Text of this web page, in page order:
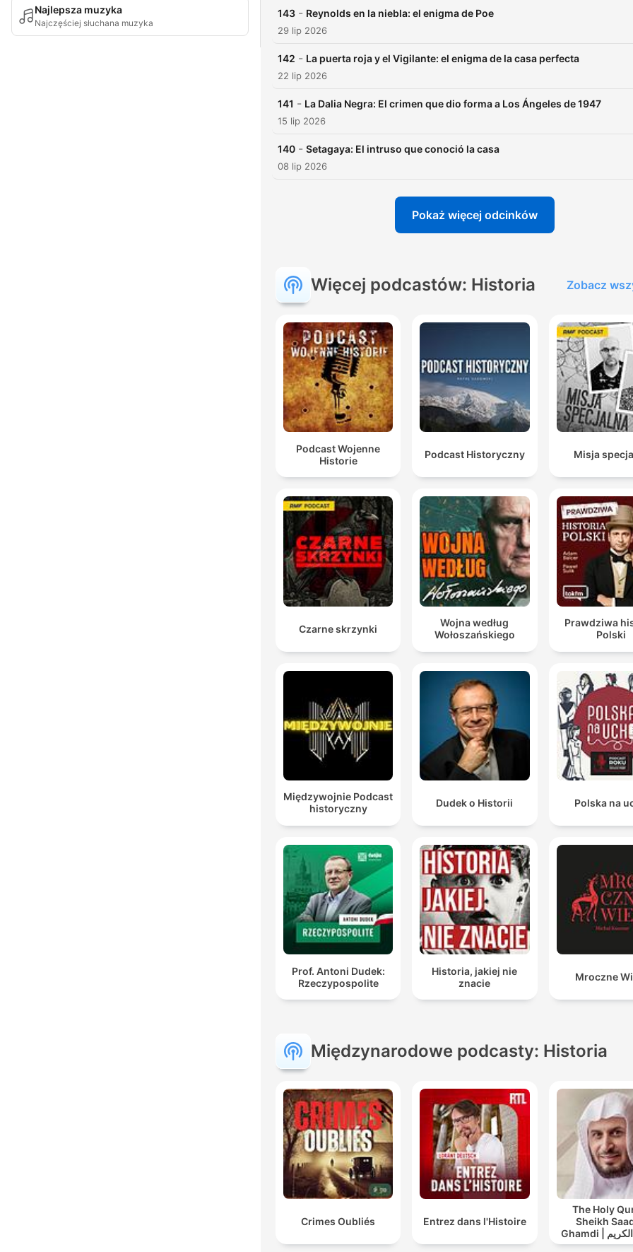
Najlepsza muzyka
Najczęściej słuchana muzyka
143 - Reynolds en la niebla: el enigma de Poe
29 lip 2026
142 - La puerta roja y el Vigilante: el enigma de la casa perfecta
22 lip 2026
141 - La Dalia Negra: El crimen que dio forma a Los Ángeles de 1947
15 lip 2026
140 - Setagaya: El intruso que conoció la casa
08 lip 2026
Pokaż więcej odcinków
Więcej podcastów: Historia Zobacz
Podcast Wojenne
Historie
Podcast Historyczny Misja
Czarne skrzynki
Wojna według
Wołoszańskiego
Prawdziwa
Polski
Międzywojnie Podcast
historyczny
Dudek o Historii Polska na
Prof. Antoni Dudek:
Rzeczypospolite
Historia, jakiej nie
znacie
Mroczne
Międzynarodowe podcasty: Historia
Crimes Oubliés Entrez dans l'Histoire
The Holy
Sheikh
Ghamdi | القران الكريم
الغامدي